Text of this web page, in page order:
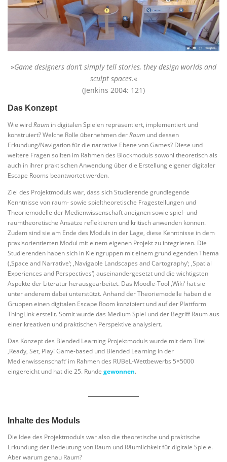
»Game designers don‘t simply tell stories, they design worlds and
sculpt spaces.«
(Jenkins 2004: 121)
Das Konzept
Wie wirdRaum in digitalen Spielen repräsentiert, implementiert und
konstruiert? Welche Rolle übernehmen derRaum und dessen
Erkundung/Navigation für die narrative Ebene von Games? Diese und
weitere Fragen sollten im Rahmen des Blockmoduls sowohl theoretisch als
auch in ihrer praktischen Anwendung über die Erstellung eigener digitaler
Escape Rooms beantwortet werden.
Ziel des Projektmoduls war, dass sich Studierende grundlegende
Kenntnisse von raum- sowie spieltheoretische Fragestellungen und
Theoriemodelle der Medienwissenschaft aneignen sowie spiel- und
raumtheoretische Ansätze reflektieren und kritisch anwenden können.
Zudem sind sie am Ende des Moduls in der Lage, diese Kenntnisse in dem
praxisorientierten Modul mit einem eigenen Projekt zu integrieren. Die
Studierenden haben sich in Kleingruppen mit einem grundlegenden Thema
(‚Space and Narrative‘; ‚Navigable Landscapes and Cartography‘; ‚Spatial
Experiences and Perspectives‘) auseinandergesetzt und die wichtigsten
Aspekte der Literatur herausgearbeitet. Das Moodle-Tool ‚Wiki‘ hat sie
unter anderem dabei unterstützt. Anhand der Theoriemodelle haben die
Gruppen einen digitalen Escape Room konzipiert und auf der Plattform
ThingLink erstellt. Somit wurde das Medium Spiel und der Begriff Raum aus
einer kreativen und praktischen Perspektive analysiert.
Das Konzept des Blended Learning Projektmoduls wurde mit dem Titel
‚Ready, Set, Play! Game-based und Blended Learning in der
Medienwissenschaft‘ im Rahmen des RUBeL-Wettbewerbs 5×5000
eingereicht und hat die 25. Runde gewonnen.
Inhalte des Moduls
Die Idee des Projektmoduls war also die theoretische und praktische
Erkundung der Bedeutung von Raum und Räumlichkeit für digitale Spiele.
Aber warum genau Raum?